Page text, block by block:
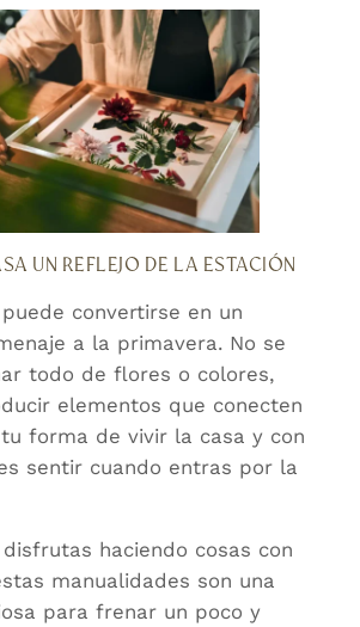
UN REFLEJO DE LA ESTACIÓN
convertirse en un
a la primavera. No se
todo de flores o colores,
elementos que conecten
forma de vivir la casa y con
sentir cuando entras por la
haciendo cosas con
manualidades son una
para frenar un poco y